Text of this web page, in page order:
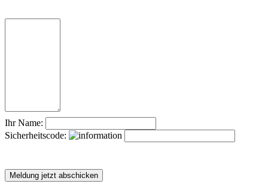
Ihr Name:
Sicherheitscode: